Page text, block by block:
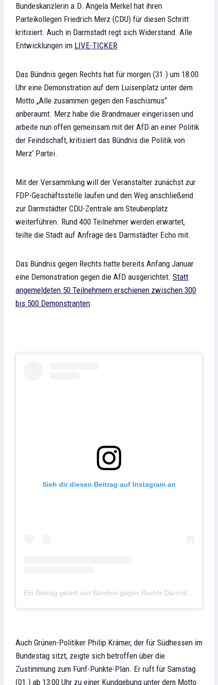
Bundeskanzlerin a.D. Angela Merkel hat ihren
Parteikollegen Friedrich Merz (CDU) für diesen Schritt
kritisiert. Auch in Darmstadt regt sich Widerstand. Alle
Entwicklungen im LIVE-TICKER
Das Bündnis gegen Rechts hat für morgen (31.) um 18:00
Uhr eine Demonstration auf dem Luisenplatz unter dem
Motto „Alle zusammen gegen den Faschismus“
anberaumt. Merz habe die Brandmauer eingerissen und
arbeite nun offen gemeinsam mit der AfD an einer Politik
der Feindschaft, kritisiert das Bündnis die Politik von
Merz‘ Partei.
Mit der Versammlung will der Veranstalter zunächst zur
FDP-Geschäftsstelle laufen und den Weg anschließend
zur Darmstädter CDU-Zentrale am Steubenplatz
weiterführen. Rund 400 Teilnehmer werden erwartet,
teilte die Stadt auf Anfrage des Darmstädter Echo mit.
Das Bündnis gegen Rechts hatte bereits Anfang Januar
eine Demonstration gegen die AfD ausgerichtet. Statt
angemeldeten 50 Teilnehmern erschienen zwischen 300
bis 500 Demonstranten.
Sieh dir diesen Beitrag auf Instagram an
Auch Grünen-Politiker Philip Krämer, der für Südhessen im
Bundestag sitzt, zeigte sich betroffen über die
Zustimmung zum Fünf-Punkte-Plan. Er ruft für Samstag
(01.) ab 13:00 Uhr zu einer Kundgebung unter dem Motto